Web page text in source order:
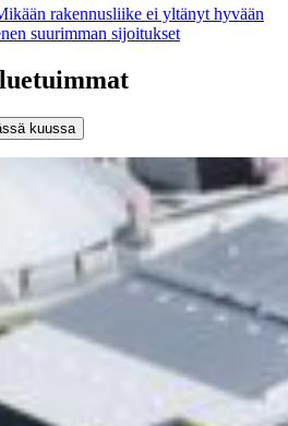
rakennusliike ei yltänyt hyvään
suurimman sijoitukset
kuussa